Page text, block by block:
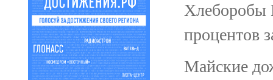
Хлеборобы
процентов
Майские